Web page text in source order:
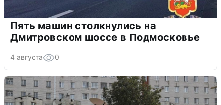
Пять машин столкнулись на
Дмитровском шоссе в Подмосковье
4 августа 0